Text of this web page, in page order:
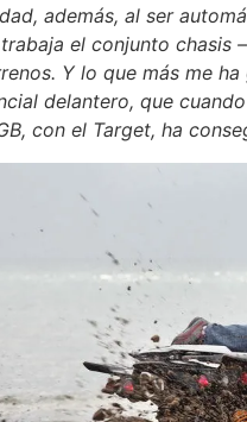
además, al ser
el conjunto chasis
Y lo que más me
delantero, que
con el Target, ha